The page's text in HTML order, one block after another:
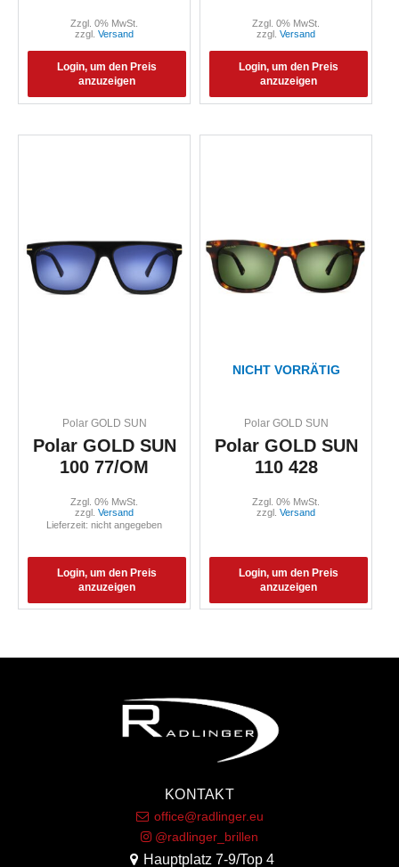
Login, um den Preis
anzuzeigen
Zzgl. 0% MwSt.
zzgl. Versand
Login, um den Preis
anzuzeigen
Zzgl. 0% MwSt.
zzgl. Versand
Polar GOLD SUN
Polar GOLD SUN
100 77/OM
Login, um den Preis
anzuzeigen
Zzgl. 0% MwSt.
zzgl. Versand
Lieferzeit: nicht angegeben
NICHT VORRÄTIG
Polar GOLD SUN
Polar GOLD SUN
110 428
Login, um den Preis
anzuzeigen
Zzgl. 0% MwSt.
zzgl. Versand
KONTAKT
office@radlinger.eu
@radlinger_brillen
Hauptplatz 7-9/Top 4